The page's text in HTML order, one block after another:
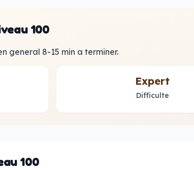
100
general 8-15 min a terminer.
Expert
Difficulte
100